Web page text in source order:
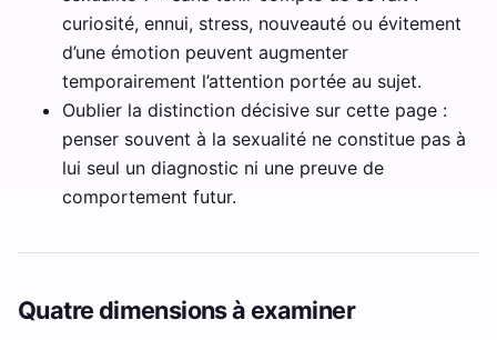
curiosité, ennui, stress, nouveauté ou évitement
d’une émotion peuvent augmenter
temporairement l’attention portée au sujet.
Oublier la distinction décisive sur cette page :
penser souvent à la sexualité ne constitue pas à
lui seul un diagnostic ni une preuve de
comportement futur.
Quatre dimensions à examiner